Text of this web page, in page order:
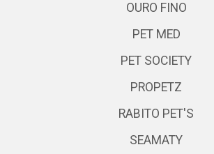
OURO FINO
PET MED
PET SOCIETY
PROPETZ
RABITO PET'S
SEAMATY